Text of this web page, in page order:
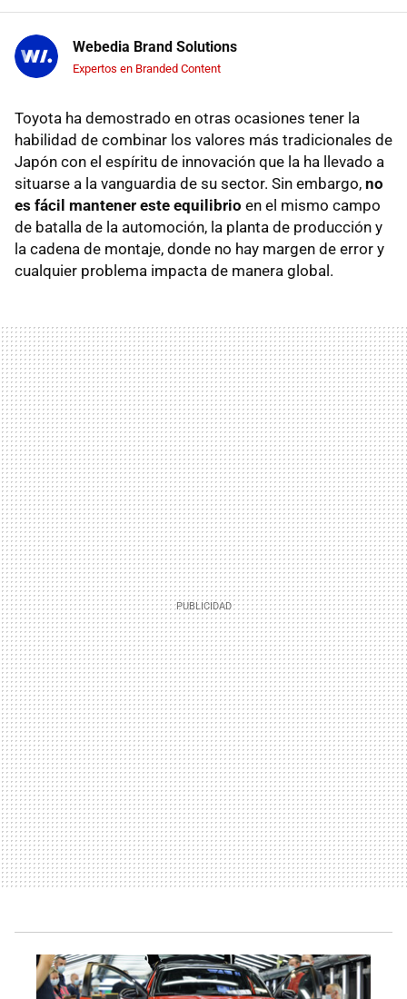
Webedia Brand Solutions
Expertos en Branded Content
Toyota ha demostrado en otras ocasiones tener la
habilidad de combinar los valores más tradicionales de
Japón con el espíritu de innovación que la ha llevado a
situarse a la vanguardia de su sector. Sin embargo, no
es fácil mantener este equilibrio en el mismo campo
de batalla de la automoción, la planta de producción y
la cadena de montaje, donde no hay margen de error y
cualquier problema impacta de manera global.